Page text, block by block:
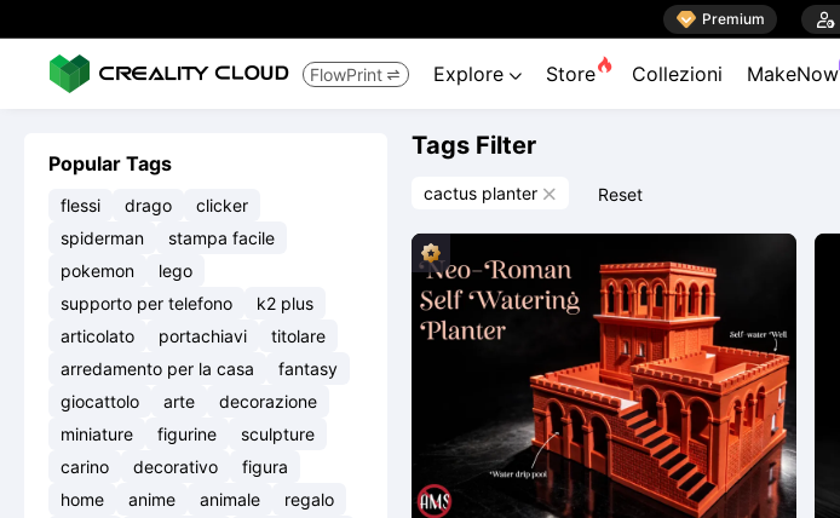
 Premium 
FlowPrint  Explore  Store Collezioni MakeNow
Popular Tags
flessi drago
clicker
spiderman
stampa facile
pokemon
lego
supporto per telefono
k2 plus
articolato
portachiavi
titolare
arredamento per la casa
fantasy
giocattolo
arte
decorazione
miniature
figurine
sculpture
carino
decorativo
figura
home
anime animale
regalo
Tags Filter
cactus planter  Reset